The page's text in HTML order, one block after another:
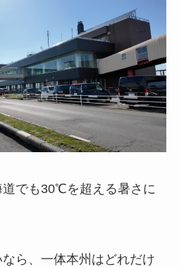
道でも30℃を超える暑さに
ら、一体本州はどれだけ